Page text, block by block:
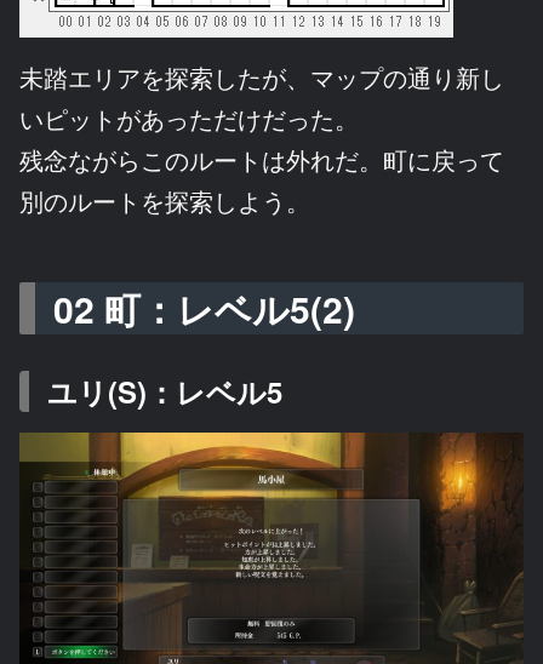
未踏エリアを探索したが、マップの通り新し
いピットがあっただけだった。
残念ながらこのルートは外れだ。町に戻って
別のルートを探索しよう。
02 町：レベル5(2)
ユリ(S)：レベル5